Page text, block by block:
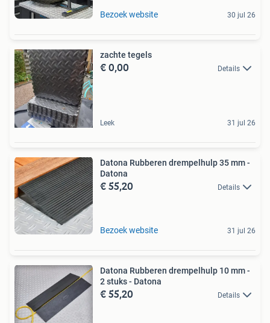
Bezoek website 30 jul 26
zachte tegels
€ 0,00 Details
Leek 31 jul 26
Datona Rubberen drempelhulp 35 mm -
Datona
€ 55,20 Details
Bezoek website 31 jul 26
Datona Rubberen drempelhulp 10 mm -
2 stuks - Datona
€ 55,20 Details